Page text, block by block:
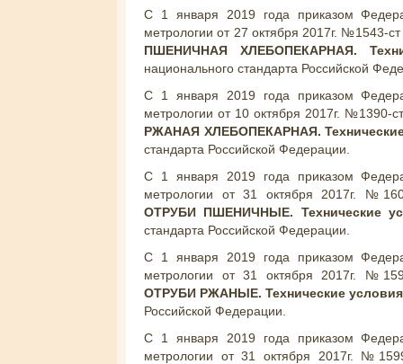
С 1 января 2019 года приказом
метрологии от 27 октября 2017г. №1543-
ПШЕНИЧНАЯ ХЛЕБОПЕКАРНАЯ.
национального стандарта Российской
С 1 января 2019 года приказом
метрологии от 10 октября 2017г. №1390-
РЖАНАЯ ХЛЕБОПЕКАРНАЯ.
стандарта Российской Федерации.
С 1 января 2019 года приказом
метрологии от 31 октября 2017г.
ОТРУБИ ПШЕНИЧНЫЕ. Технические
стандарта Российской Федерации.
С 1 января 2019 года приказом
метрологии от 31 октября 2017г.
ОТРУБИ РЖАНЫЕ. Технические
Российской Федерации.
С 1 января 2019 года приказом
метрологии от 31 октября 2017г.